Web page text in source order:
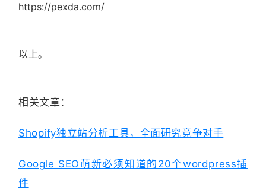
https://pexda.com/
以上。
相关文章：
Shopify独立站分析工具，全面研究竞争对手
Google SEO萌新必须知道的20个wordpress插
件